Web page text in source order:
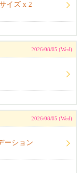
イズ x 2
2026/08/05 (Wed)
2026/08/05 (Wed)
ーション